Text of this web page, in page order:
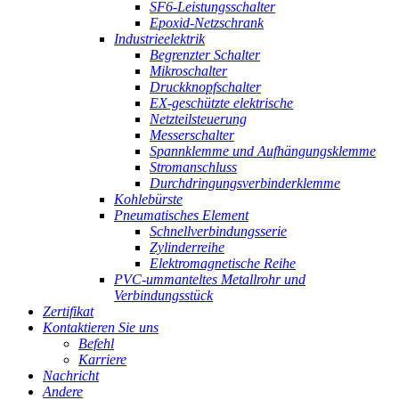
SF6-Leistungsschalter
Epoxid-Netzschrank
Industrieelektrik
Begrenzter Schalter
Mikroschalter
Druckknopfschalter
EX-geschützte elektrische
Netzteilsteuerung
Messerschalter
Spannklemme und Aufhängungsklemme
Stromanschluss
Durchdringungsverbinderklemme
Kohlebürste
Pneumatisches Element
Schnellverbindungsserie
Zylinderreihe
Elektromagnetische Reihe
PVC-ummanteltes Metallrohr und
Verbindungsstück
Zertifikat
Kontaktieren Sie uns
Befehl
Karriere
Nachricht
Andere